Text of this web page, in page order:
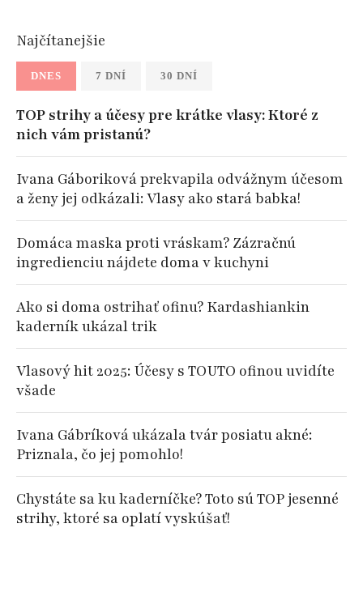
Najčítanejšie
DNES 7 DNÍ 30 DNÍ
TOP strihy a účesy pre krátke vlasy: Ktoré z
nich vám pristanú?
Ivana Gáboriková prekvapila odvážnym účesom
a ženy jej odkázali: Vlasy ako stará babka!
Domáca maska proti vráskam? Zázračnú
ingredienciu nájdete doma v kuchyni
Ako si doma ostrihať ofinu? Kardashiankin
kaderník ukázal trik
Vlasový hit 2025: Účesy s TOUTO ofinou uvidíte
všade
Ivana Gábríková ukázala tvár posiatu akné:
Priznala, čo jej pomohlo!
Chystáte sa ku kaderníčke? Toto sú TOP jesenné
strihy, ktoré sa oplatí vyskúšať!